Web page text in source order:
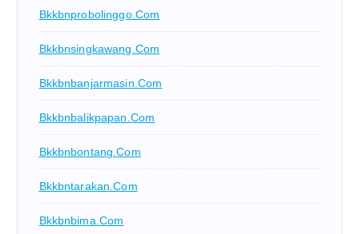
Bkkbnprobolinggo.com
Bkkbnsingkawang.com
Bkkbnbanjarmasin.com
Bkkbnbalikpapan.com
Bkkbnbontang.com
Bkkbntarakan.com
Bkkbnbima.com